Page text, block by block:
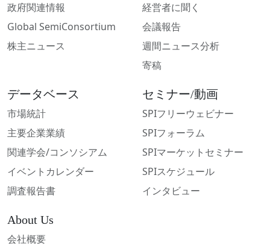
政府関連情報
Global SemiConsortium
株主ニュース
経営者に聞く
会議報告
週間ニュース分析
寄稿
データベース
市場統計
主要企業業績
関連学会/コンソシアム
イベントカレンダー
調査報告書
セミナー/動画
SPIフリーウェビナー
SPIフォーラム
SPIマーケットセミナー
SPIスケジュール
インタビュー
About Us
会社概要